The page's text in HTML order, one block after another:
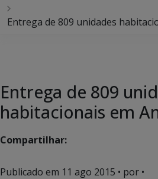
Entrega de 809 unidades
Entrega de 809
habitacionais em
Compartilhar:
Publicado em 11 ago 2015 • por •